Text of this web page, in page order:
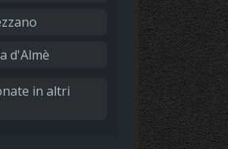
d'Almè
in altri